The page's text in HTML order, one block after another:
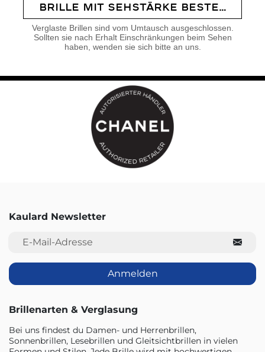
BRILLE MIT SEHSTÄRKE BESTELLEN
Verglaste Brillen sind vom Umtausch ausgeschlossen.
Sollten sie nach Erhalt Einschränkungen beim Sehen
haben, wenden sie sich bitte an uns.
Kaulard Newsletter
E-Mail-Adresse
Anmelden
Brillenarten & Verglasung
Bei uns findest du Damen- und Herrenbrillen,
Sonnenbrillen, Lesebrillen und Gleitsichtbrillen in vielen